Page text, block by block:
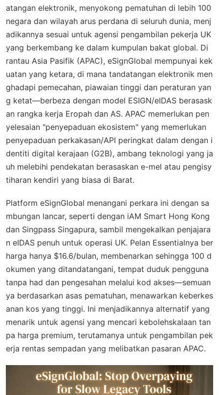
atangan elektronik, menyokong pematuhan di lebih 100
negara dan wilayah arus perdana di seluruh dunia, menj
adikannya sesuai untuk agensi pengambilan pekerja UK
yang berkembang ke dalam kumpulan bakat global. Di
rantau Asia Pasifik (APAC), eSignGlobal mempunyai kek
uatan yang ketara, di mana tandatangan elektronik men
ghadapi pemecahan, piawaian tinggi dan peraturan yan
g ketat—berbeza dengan model ESIGN/eIDAS berasask
an rangka kerja Eropah dan AS. APAC memerlukan pen
yelesaian "penyepaduan ekosistem" yang memerlukan
penyepaduan perkakasan/API peringkat dalam dengan i
dentiti digital kerajaan (G2B), ambang teknologi yang ja
uh melebihi pendekatan berasaskan e-mel atau pengisy
tiharan kendiri yang biasa di Barat.
Platform eSignGlobal menangani perkara ini dengan sa
mbungan lancar, seperti dengan iAM Smart Hong Kong
dan Singpass Singapura, sambil mengekalkan penjajara
n eIDAS penuh untuk operasi UK. Pelan Essentialnya ber
harga hanya $16.6/bulan, membenarkan sehingga 100 d
okumen yang ditandatangani, tempat duduk pengguna
tanpa had dan pengesahan melalui kod akses—semuan
ya berdasarkan asas pematuhan, menawarkan keberkes
anan kos yang tinggi. Ini menjadikannya alternatif yang
menarik untuk agensi yang mencari kebolehskalaan tan
pa harga premium, terutamanya untuk pengambilan pek
erja rentas sempadan yang melibatkan pasaran APAC.